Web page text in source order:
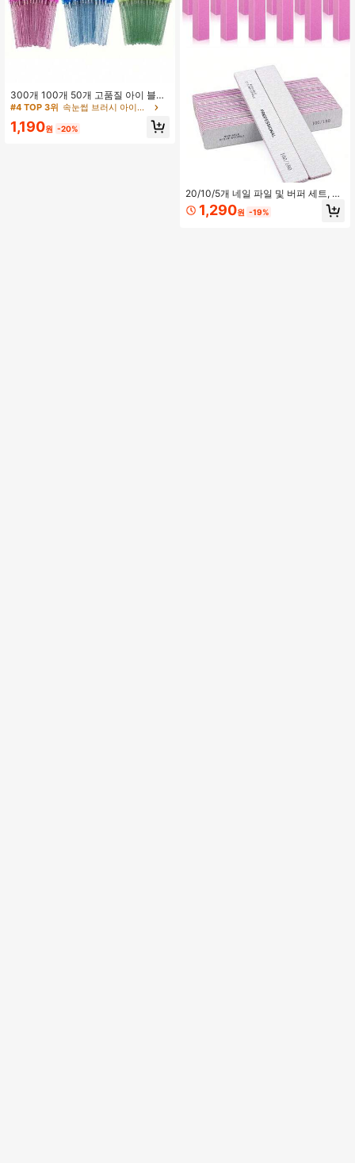
300개 100개 50개 고품질 아이 블랙
브러시 - 부드럽고 온화하며 정밀한
시, 일반 피부에 적합 - 무향, ABS 플
#4 TOP 3위 속눈썹 브러시 아이브러쉬
1,190원 -20%
20/10/5개 네일 파일 및 버퍼 세트, 12
0그릿 버퍼 블록 및 100/180그릿 네
일 파일 포함 전문 매니큐어 도구 키트
1,290원 -19%